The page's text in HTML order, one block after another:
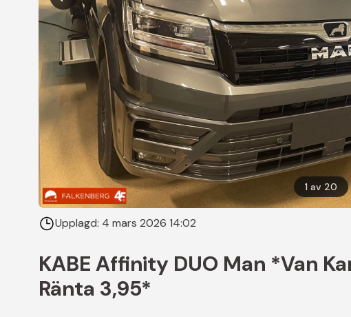
1 av 20
Upplagd: 4 mars 2026 14:02
KABE Affinity DUO Man *Van
Ränta 3,95*